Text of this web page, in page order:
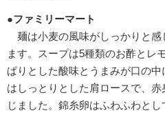
●ファミリーマート
麺は小麦の風味がしっかりと感
ます。スープは5種類のお酢とレ
ぱりとした酸味とうまみが口の
はしっとりとした肩ロースで、
じました。錦糸卵はふわふわと